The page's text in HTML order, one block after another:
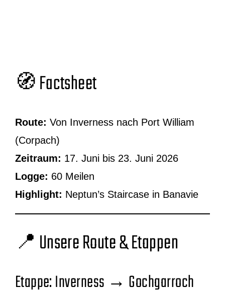
🧭 Factsheet
Route: Von Inverness nach Port William
(Corpach)
Zeitraum: 17. Juni bis 23. Juni 2026
Logge: 60 Meilen
Highlight: Neptun’s Staircase in Banavie
📍 Unsere Route & Etappen
Etappe: Inverness → Gochgarroch